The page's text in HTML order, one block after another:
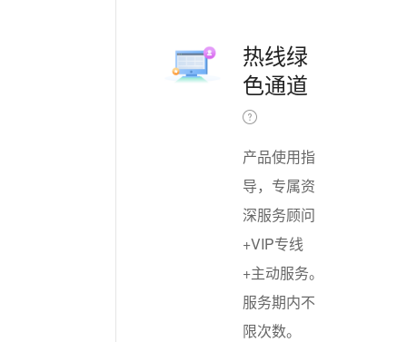
热线绿
色通道
产品使用指
导，专属资
深服务顾问
+VIP专线
+主动服务。
服务期内不
限次数。